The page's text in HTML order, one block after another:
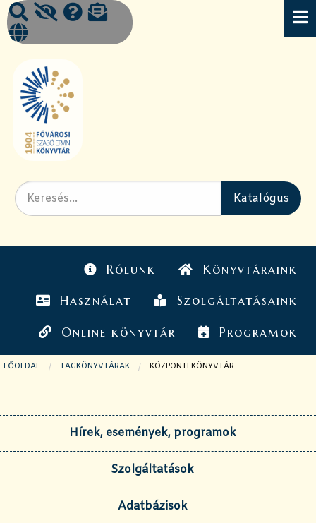
Rólunk Könyvtáraink
Használat Szolgáltatásaink
Online könyvtár Programok
FŐOLDAL TAGKÖNYVTÁRAK JELENLEGI OLDAL:
KÖZPONTI KÖNYVTÁR
Hírek, események, programok
Szolgáltatások
Adatbázisok